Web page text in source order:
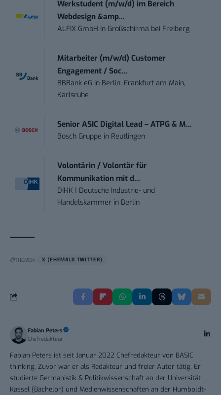
Werkstudent (m/w/d) im Bereich
Webdesign &amp...
ALFIX GmbH in Großschirma bei Freiberg
Mitarbeiter (m/w/d) Customer
Engagement / Soc...
BBBank eG in Berlin, Frankfurt am Main,
Karlsruhe
Senior ASIC Digital Lead – ATPG & M...
Bosch Gruppe in Reutlingen
Volontärin / Volontär für
Kommunikation mit d...
DIHK | Deutsche Industrie- und
Handelskammer in Berlin
THEMEN: X (EHEMALS TWITTER)
Fabian Peters
Chefredakteur
Fabian Peters ist seit Januar 2022 Chefredakteur von BASIC
thinking. Zuvor war er als Redakteur und freier Autor tätig. Er
studierte Germanistik & Politikwissenschaft an der Universität
Kassel (Bachelor) und Medienwissenschaften an der Humboldt-